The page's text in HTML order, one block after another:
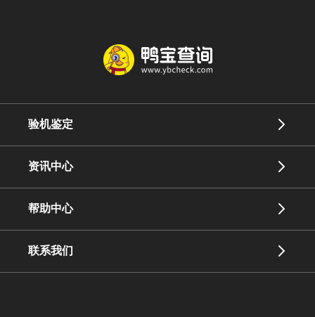
验机鉴定
资讯中心
帮助中心
联系我们